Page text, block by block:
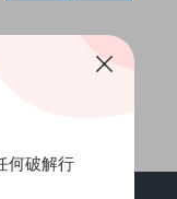
何破解行